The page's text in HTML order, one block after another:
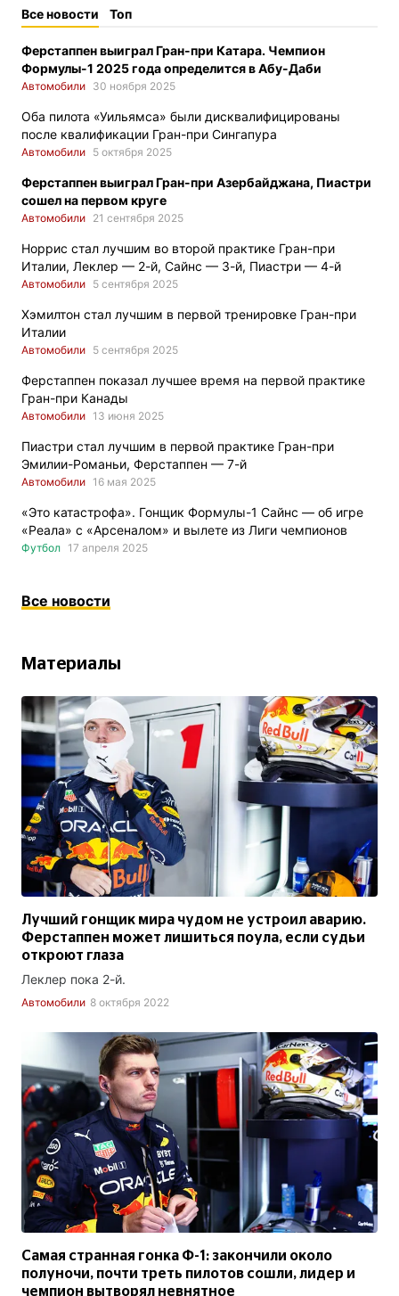
Все новости Топ
Ферстаппен выиграл Гран-при Катара. Чемпион
Формулы-1 2025 года определится в Абу-Даби
Автомобили 30 ноября 2025
Оба пилота «Уильямса» были дисквалифицированы
после квалификации Гран-при Сингапура
Автомобили 5 октября 2025
Ферстаппен выиграл Гран-при Азербайджана, Пиастри
сошел на первом круге
Автомобили 21 сентября 2025
Норрис стал лучшим во второй практике Гран-при
Италии, Леклер — 2-й, Сайнс — 3-й, Пиастри — 4-й
Автомобили 5 сентября 2025
Хэмилтон стал лучшим в первой тренировке Гран-при
Италии
Автомобили 5 сентября 2025
Ферстаппен показал лучшее время на первой практике
Гран-при Канады
Автомобили 13 июня 2025
Пиастри стал лучшим в первой практике Гран-при
Эмилии-Романьи, Ферстаппен — 7-й
Автомобили 16 мая 2025
«Это катастрофа». Гонщик Формулы-1 Сайнс — об игре
«Реала» с «Арсеналом» и вылете из Лиги чемпионов
Футбол 17 апреля 2025
Все новости
Материалы
Лучший гонщик мира чудом не устроил аварию.
Ферстаппен может лишиться поула, если судьи
откроют глаза
Леклер пока 2-й.
Автомобили 8 октября 2022
Самая странная гонка Ф-1: закончили около
полуночи, почти треть пилотов сошли, лидер и
чемпион вытворял невнятное